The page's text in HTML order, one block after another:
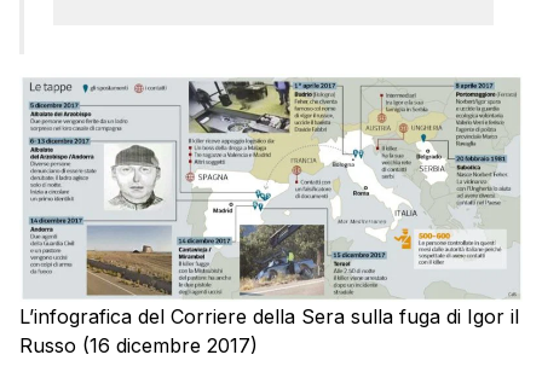
L’infografica del Corriere della Sera sulla fuga di Igor il
Russo (16 dicembre 2017)